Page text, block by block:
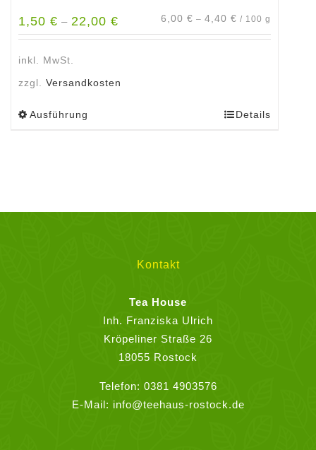
1,50 € – 22,00 € 6,00 € – 4,40 € / 100 g
inkl. MwSt.
zzgl. Versandkosten
Ausführung
Produktseite
gewählt
werden
Details
Kontakt
Tea House
Inh. Franziska Ulrich
Kröpeliner Straße 26
18055 Rostock
Telefon: 0381 4903576
E-Mail: info@teehaus-rostock.de